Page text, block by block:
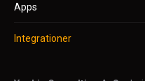
Apps
Integrationer